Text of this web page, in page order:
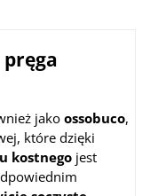
pręga
jako ossobuco,
które dzięki
kostnego jest